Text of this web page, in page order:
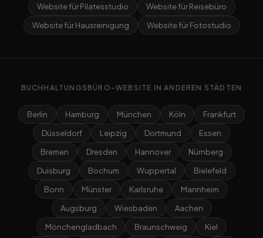
Website für Pilatesstudio
Website für Reisebüro
Website für Hausreinigung
Website für Fotostudio
BUCHHALTUNGSBÜRO-WEBSITE IN ANDEREN STÄDTEN
Berlin Hamburg München Köln
Frankfurt
Düsseldorf
Leipzig Dortmund
Essen
Bremen
Dresden Hannover
Nürnberg
Duisburg
Bochum Wuppertal
Bielefeld
Bonn
Münster Karlsruhe
Mannheim
Augsburg
Wiesbaden
Aachen
Mönchengladbach
Braunschweig Kiel